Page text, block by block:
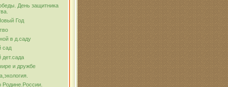
День защитника
Год
в д.саду
сад
и дружбе
Родине.России.